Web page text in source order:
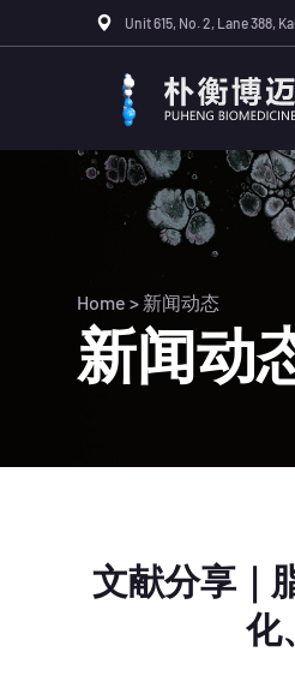
Home > 新闻动态
新闻动
文献分享｜
化